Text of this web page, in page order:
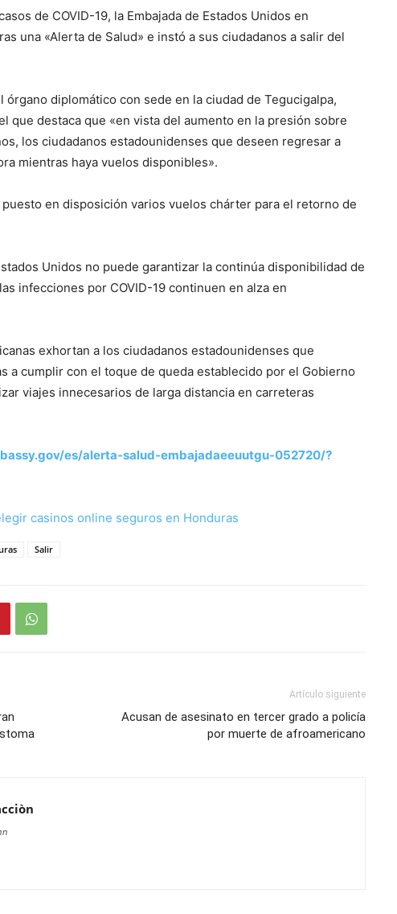
de COVID-19, la Embajada de Estados Unidos en
una «Alerta de Salud» e instó a sus ciudadanos a salir del
diplomático con sede en la ciudad de Tegucigalpa,
que destaca que «en vista del aumento en la presión sobre
los ciudadanos estadounidenses que deseen regresar a
mientras haya vuelos disponibles».
en disposición varios vuelos chárter para el retorno de
Unidos no puede garantizar la continúa disponibilidad de
infecciones por COVID-19 continuen en alza en
exhortan a los ciudadanos estadounidenses que
a cumplir con el toque de queda establecido por el Gobierno
viajes innecesarios de larga distancia en carreteras
es/alerta-salud-embajadaeeuutgu-052720/?
casinos online seguros en Honduras
Salir
Artículo siguiente
Acusan de asesinato en tercer grado a policía
por muerte de afroamericano